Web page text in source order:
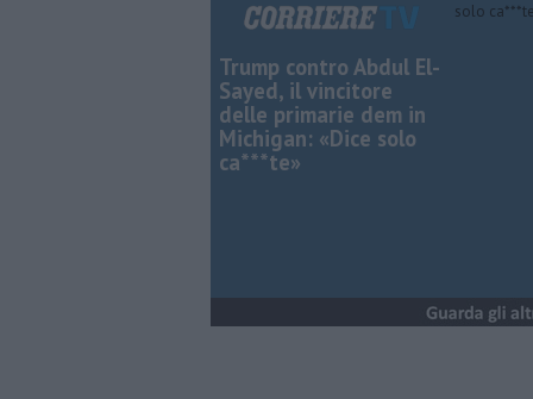
Trump contro Abdul El-
Sayed, il vincitore
delle primarie dem in
Michigan: «Dice solo
ca***te»